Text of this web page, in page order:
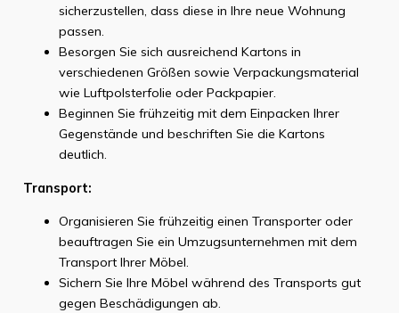
sicherzustellen, dass diese in Ihre neue Wohnung
passen.
Besorgen Sie sich ausreichend Kartons in
verschiedenen Größen sowie Verpackungsmaterial
wie Luftpolsterfolie oder Packpapier.
Beginnen Sie frühzeitig mit dem Einpacken Ihrer
Gegenstände und beschriften Sie die Kartons
deutlich.
Transport:
Organisieren Sie frühzeitig einen Transporter oder
beauftragen Sie ein Umzugsunternehmen mit dem
Transport Ihrer Möbel.
Sichern Sie Ihre Möbel während des Transports gut
gegen Beschädigungen ab.